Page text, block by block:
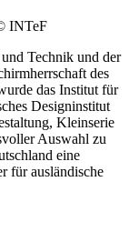
INTeF
Technik und der
des
das Institut für
Designinstitut
Kleinserie
Auswahl zu
eine
für ausländische